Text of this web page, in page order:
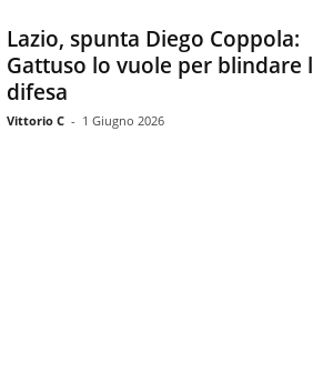
Lazio, spunta Diego Coppola:
Gattuso lo vuole per blindare
difesa
Vittorio C - 1 Giugno 2026